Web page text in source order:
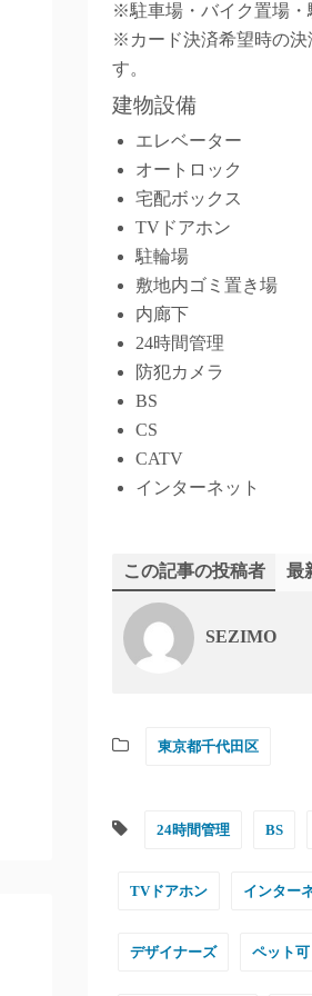
※駐車場・バイク置場・
※カード決済希望時の決
す。
建物設備
エレベーター
オートロック
宅配ボックス
TVドアホン
駐輪場
敷地内ゴミ置き場
内廊下
24時間管理
防犯カメラ
BS
CS
CATV
インターネット
この記事の投稿者 最
SEZIMO
東京都千代田区
24時間管理 BS
TVドアホン インター
デザイナーズ ペット可